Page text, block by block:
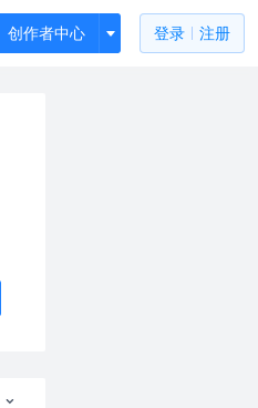
创作者中心 登录 注册